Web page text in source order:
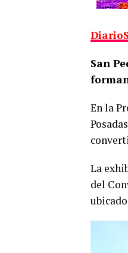
San
En la
La
del